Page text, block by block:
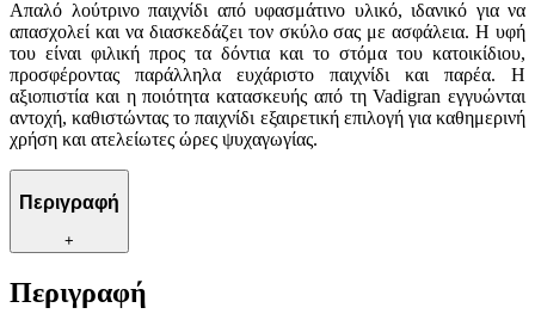
Απαλό λούτρινο παιχνίδι από υφασμάτινο υλικό, ιδανικό για να
απασχολεί και να διασκεδάζει τον σκύλο σας με ασφάλεια. Η υφή
του είναι φιλική προς τα δόντια και το στόμα του κατοικίδιου,
προσφέροντας παράλληλα ευχάριστο παιχνίδι και παρέα. Η
αξιοπιστία και η ποιότητα κατασκευής από τη Vadigran εγγυώνται
αντοχή, καθιστώντας το παιχνίδι εξαιρετική επιλογή για καθημερινή
χρήση και ατελείωτες ώρες ψυχαγωγίας.
Περιγραφή
+
Περιγραφή